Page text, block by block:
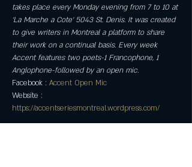
takes place every Monday evening from 7 to 10 at
'La Marche a Cote' 5043 St. Denis. It was created
to give writers in Montreal a platform to share
their work on a continual basis. Every week
Accent features two poets-1 Francophone, 1
Anglophone-followed by an open mic.
Facebook : Accent Open Mic
Website :
https://accentseriesmontreal.wordpress.com/